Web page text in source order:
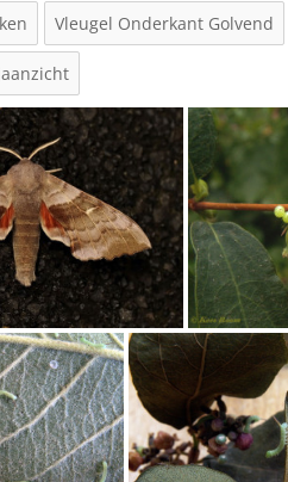
Vleugel Onderkant Golvend